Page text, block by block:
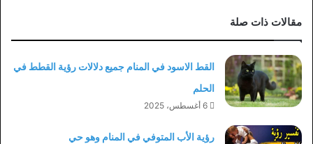
مقالات ذات صلة
القط الاسود في المنام جميع دلالات رؤية القطط في
الحلم
6 أغسطس، 2025
رؤية الأب المتوفي في المنام وهو حي